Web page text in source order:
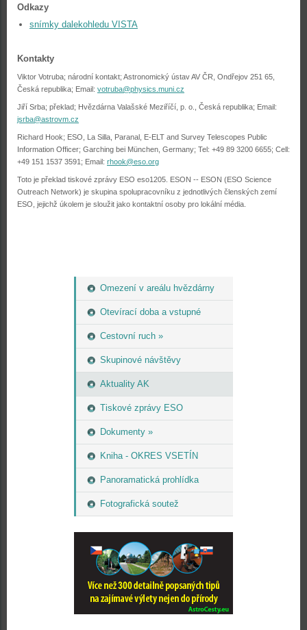
Omezení v areálu hvězdárny
Otevírací doba a vstupné
Cestovní ruch »
Skupinové návštěvy
Aktuality AK
Tiskové zprávy ESO
Dokumenty »
Kniha - OKRES VSETÍN
Panoramatická prohlídka
Fotografická soutež
Odkazy
snímky dalekohledu VISTA
Kontakty
Viktor Votruba; národní kontakt; Astronomický ústav AV ČR, Ondřejov 251 65,
Česká republika; Email: votruba@physics.muni.cz
Jiří Srba; překlad; Hvězdárna Valašské Meziříčí, p. o., Česká republika; Email:
jsrba@astrovm.cz
Richard Hook; ESO, La Silla, Paranal, E-ELT and Survey Telescopes Public
Information Officer; Garching bei München, Germany; Tel: +49 89 3200 6655; Cell:
+49 151 1537 3591; Email: rhook@eso.org
Toto je překlad tiskové zprávy ESO eso1205. ESON -- ESON (ESO Science
Outreach Network) je skupina spolupracovníku z jednotlivých členských zemí
ESO, jejichž úkolem je sloužit jako kontaktní osoby pro lokální média.